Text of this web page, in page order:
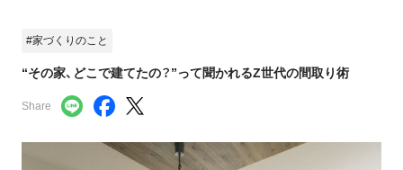
#家づくりのこと
“その家、どこで建てたの？”って聞かれるZ世代の間取り術
Share